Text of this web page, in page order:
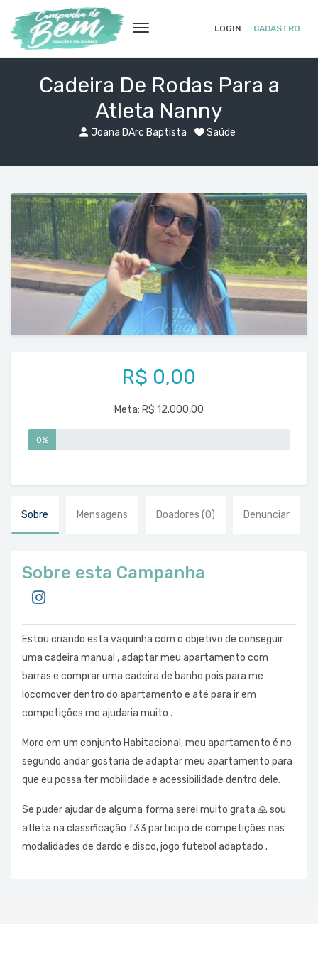
LOGIN CADASTRO
Cadeira De Rodas Para a
Atleta Nanny
Joana DArc Baptista Saúde
R$ 0,00
Meta: R$ 12.000,00
0%
Sobre Mensagens Doadores (0) Denunciar
Sobre esta Campanha
Estou criando esta vaquinha com o objetivo de conseguir
uma cadeira manual , adaptar meu apartamento com
barras e comprar uma cadeira de banho pois para me
locomover dentro do apartamento e até para ir em
competições me ajudaria muito .
Moro em um conjunto Habitacional, meu apartamento é no
segundo andar gostaria de adaptar meu apartamento para
que eu possa ter mobilidade e acessibilidade dentro dele.
Se puder ajudar de alguma forma serei muito grata 🙏 sou
atleta na classificação f33 participo de competições nas
modalidades de dardo e disco, jogo futebol adaptado .